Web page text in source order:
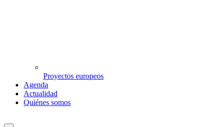
Proyectos europeos
Agenda
Actualidad
Quiénes somos